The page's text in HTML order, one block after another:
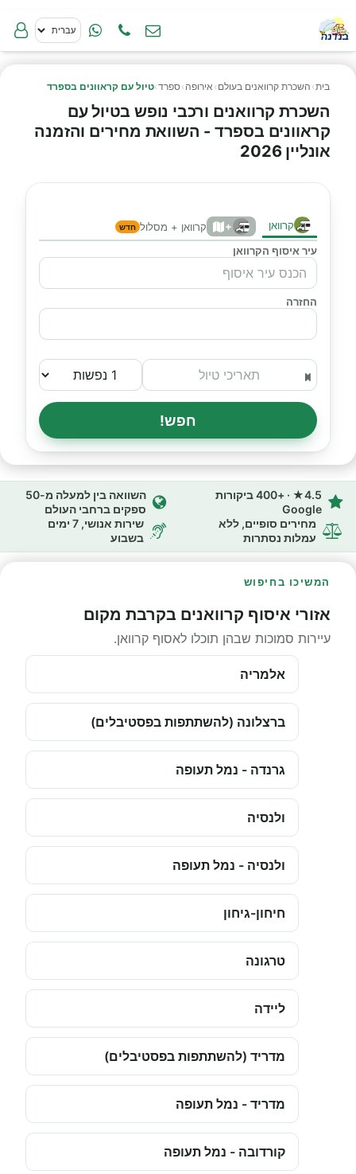
בית› השכרת קרוואנים בעולם › אירופה ›ספרד›טיול עם קראוונים בספרד
השכרת קרוואנים ורכבי נופש בטיול עם
קראוונים בספרד - השוואת מחירים והזמנה
אונליין 2026
קרוואן + קרוואן + מסלול חדש
עיר איסוף הקרוואן
החזרה
חפש!
4.5★ · +400 ביקורות
Google
השוואה בין למעלה מ-50
ספקים ברחבי העולם
מחירים סופיים, ללא
עמלות נסתרות
שירות אנושי, 7 ימים
בשבוע
המשיכו בחיפוש
אזורי איסוף קרוואנים בקרבת מקום
עיירות סמוכות שבהן תוכלו לאסוף קרוואן.
אלמריה
ברצלונה (להשתתפות בפסטיבלים)
גרנדה - נמל תעופה
ולנסיה
ולנסיה - נמל תעופה
חיחון-גיחון
טרגונה
ליידה
מדריד (להשתתפות בפסטיבלים)
מדריד - נמל תעופה
קורדובה - נמל תעופה